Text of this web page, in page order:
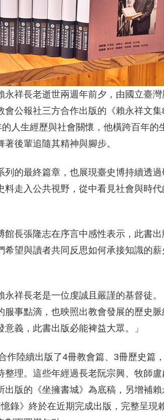
祥長老逝世兩週年前夕，由國立臺
公報社三方合作出版的《賴永祥文
人生經歷與社會關懷，他橫跨百年的
後輩追隨其精神與腳步。
的最終篇章，也展現臺史博持續透
走入公共視野，從中看見社會與時
館長張隆志在序言中感性表示，此書
望與讀者共同反思如何承接知識的
祥長老是一位虔誠且嚴謹的基督徒
事點滴，也映照出教會發展的歷史
義，此書出版必能裨益大眾。」
作陸續出版了4冊教會篇、3冊歷史篇
理。這些年經過長老阮宗興、牧師
版的《坐擁書城》為底稿，另增補
錄》終於在近期完成出版，完整呈現